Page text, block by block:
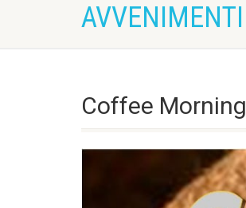
AVVENIMENTI
Coffee Morning